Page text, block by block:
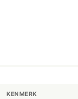
KENMERK